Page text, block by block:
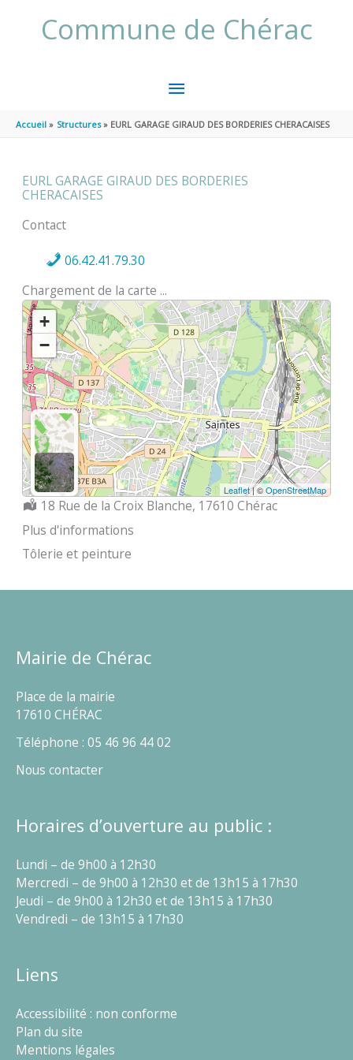
Commune de Chérac
MENU
PRINCIPAL
Accueil Structures EURL GARAGE GIRAUD DES BORDERIES CHERACAISES
EURL GARAGE GIRAUD DES BORDERIES
CHERACAISES
Contact
06.42.41.79.30
Chargement de la carte ...
+
−
Leaflet| ©OpenStreetMap
Localisation :
18 Rue de la Croix Blanche, 17610 Chérac
Plus d'informations
Tôlerie et peinture
Mairie de Chérac
Place de la mairie
17610 CHÉRAC
Téléphone : 05 46 96 44 02
Nous contacter
Horaires d’ouverture au public :
Lundi – de 9h00 à 12h30
Mercredi – de 9h00 à 12h30 et de 13h15 à 17h30
Jeudi – de 9h00 à 12h30 et de 13h15 à 17h30
Vendredi – de 13h15 à 17h30
Liens
Accessibilité : non conforme
Plan du site
Mentions légales